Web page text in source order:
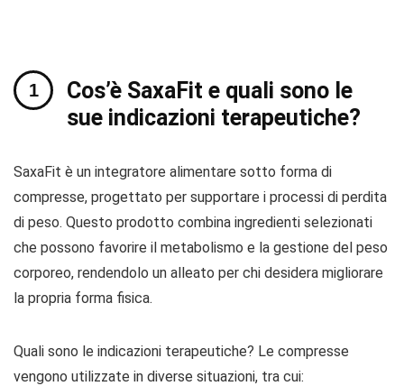
Cos’è SaxaFit e quali sono le
sue indicazioni terapeutiche?
SaxaFit è un integratore alimentare sotto forma di
compresse, progettato per supportare i processi di perdita
di peso. Questo prodotto combina ingredienti selezionati
che possono favorire il metabolismo e la gestione del peso
corporeo, rendendolo un alleato per chi desidera migliorare
la propria forma fisica.
Quali sono le indicazioni terapeutiche? Le compresse
vengono utilizzate in diverse situazioni, tra cui: